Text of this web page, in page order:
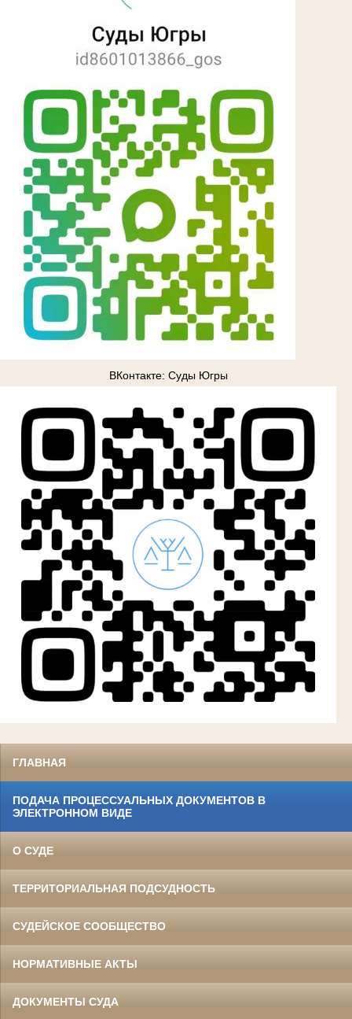
ВКонтакте: Суды Югры
ГЛАВНАЯ
ПОДАЧА ПРОЦЕССУАЛЬНЫХ ДОКУМЕНТОВ В
ЭЛЕКТРОННОМ ВИДЕ
О СУДЕ
ТЕРРИТОРИАЛЬНАЯ ПОДСУДНОСТЬ
СУДЕЙСКОЕ СООБЩЕСТВО
НОРМАТИВНЫЕ АКТЫ
ДОКУМЕНТЫ СУДА